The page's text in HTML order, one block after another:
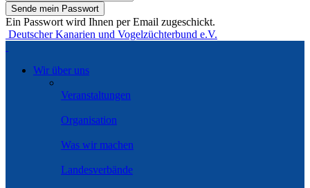
Ein Passwort wird Ihnen per Email zugeschickt.
Deutscher Kanarien und Vogelzüchterbund e.V.
Wir über uns
Veranstaltungen
Organisation
Was wir machen
Landesverbände